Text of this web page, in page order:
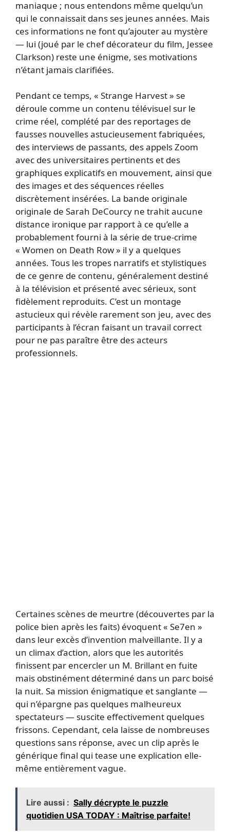
maniaque ; nous entendons même quelqu’un
qui le connaissait dans ses jeunes années. Mais
ces informations ne font qu’ajouter au mystère
— lui (joué par le chef décorateur du film, Jessee
Clarkson) reste une énigme, ses motivations
n’étant jamais clarifiées.
Pendant ce temps, « Strange Harvest » se
déroule comme un contenu télévisuel sur le
crime réel, complété par des reportages de
fausses nouvelles astucieusement fabriquées,
des interviews de passants, des appels Zoom
avec des universitaires pertinents et des
graphiques explicatifs en mouvement, ainsi que
des images et des séquences réelles
discrètement insérées. La bande originale
originale de Sarah DeCourcy ne trahit aucune
distance ironique par rapport à ce qu’elle a
probablement fourni à la série de true-crime
« Women on Death Row » il y a quelques
années. Tous les tropes narratifs et stylistiques
de ce genre de contenu, généralement destiné
à la télévision et présenté avec sérieux, sont
fidèlement reproduits. C’est un montage
astucieux qui révèle rarement son jeu, avec des
participants à l’écran faisant un travail correct
pour ne pas paraître être des acteurs
professionnels.
Certaines scènes de meurtre (découvertes par la
police bien après les faits) évoquent « Se7en »
dans leur excès d’invention malveillante. Il y a
un climax d’action, alors que les autorités
finissent par encercler un M. Brillant en fuite
mais obstinément déterminé dans un parc boisé
la nuit. Sa mission énigmatique et sanglante —
qui n’épargne pas quelques malheureux
spectateurs — suscite effectivement quelques
frissons. Cependant, cela laisse de nombreuses
questions sans réponse, avec un clip après le
générique final qui tease une explication elle-
même entièrement vague.
Lire aussi : Sally décrypte le puzzle
quotidien USA TODAY : Maîtrise parfaite!